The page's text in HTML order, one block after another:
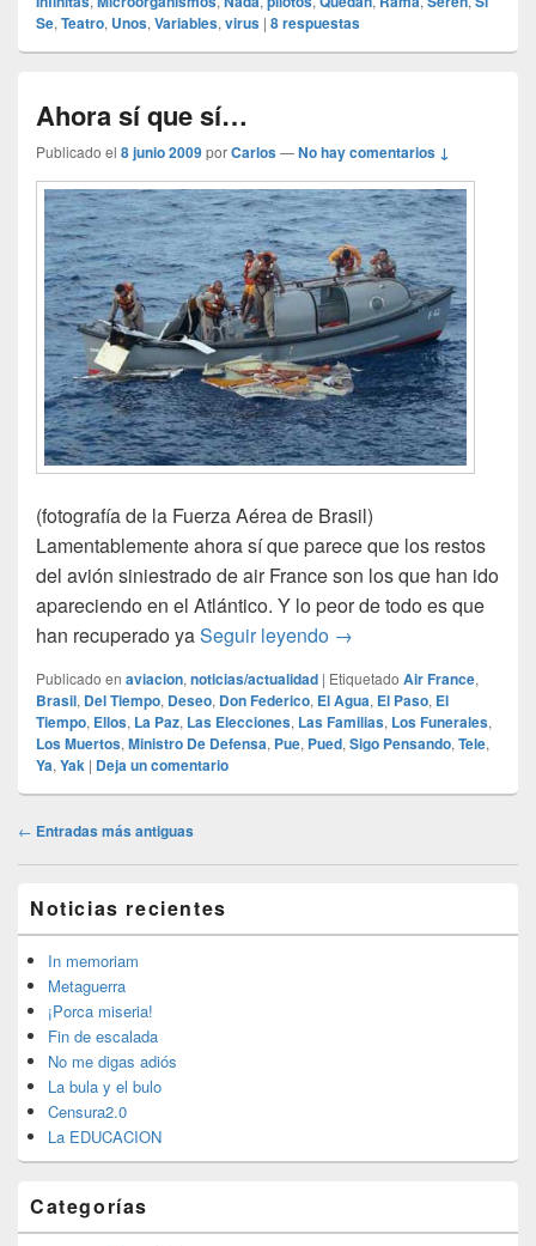
Se, Teatro, Unos, Variables, virus | 8respuestas
Ahora sí que sí…
Publicado el 8 junio 2009porCarlos—No hay comentarios ↓
(fotografía de la Fuerza Aérea de Brasil)
Lamentablemente ahora sí que parece que los restos
del avión siniestrado de air France son los que han ido
apareciendo en el Atlántico. Y lo peor de todo es que
han recuperado yaSeguir leyendo Ahora sí que sí…
→
Publicado en aviacion, noticias/actualidad | Etiquetado Air France,
Brasil, Del Tiempo, Deseo, Don Federico, El Agua, El Paso, El
Tiempo, Ellos, La Paz, Las Elecciones, Las Familias, Los Funerales,
Los Muertos, Ministro De Defensa, Pue, Pued, Sigo Pensando, Tele,
Ya, Yak | Deja un comentario
Navegación
← Entradas más antiguas
área
de
widget
barra
lateral
primaria
Noticias recientes
In memoriam
Metaguerra
¡Porca miseria!
Fin de escalada
No me digas adiós
La bula y el bulo
Censura2.0
La EDUCACION
Categorías